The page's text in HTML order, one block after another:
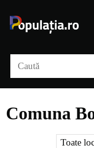
conținut
Comuna
Toate